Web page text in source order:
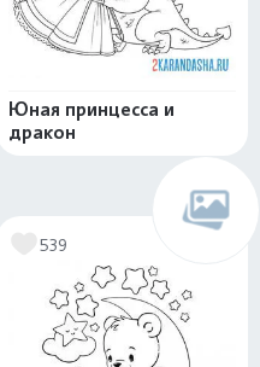
Юная принцесса и
дракон
539